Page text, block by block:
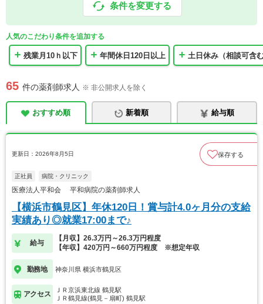
条件を変更する
人気のこだわり条件を追加する
残業月10ｈ以下 年間休日120日以上 土日休み（相談可含
65 件の薬剤師求人 ※ 非公開求人を除く
おすすめ順 新着順 給与順
更新日：2026年8月5日 保存する
正社員 病院・クリニック
医療法人平和会 平和病院の薬剤師求人
【横浜市鶴見区】年休120日！賞与計4.0ヶ月分の支給
実績あり◎就業17:00まで♪
給与
【月収】26.3万円～26.3万円程度
【年収】420万円～660万円程度 ※想定年収
勤務地 神奈川県 横浜市鶴見区
アクセス
ＪＲ京浜東北線 鶴見駅
ＪＲ鶴見線(鶴見－扇町) 鶴見駅